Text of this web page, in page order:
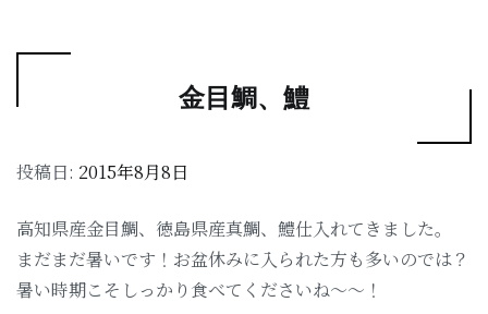
金目鯛、鱧
投稿日: 2015年8月8日
高知県産金目鯛、徳島県産真鯛、鱧仕入れてきました。
まだまだ暑いです！お盆休みに入られた方も多いのでは？
暑い時期こそしっかり食べてくださいね〜〜！